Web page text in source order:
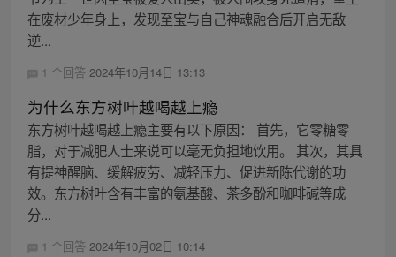
在废材少年身上，发现至宝与自己神魂融合后开启无敌
逆...
1 个回答 2024年10月14日 13:13
为什么东方树叶越喝越上瘾
东方树叶越喝越上瘾主要有以下原因： 首先，它零糖零
脂，对于减肥人士来说可以毫无负担地饮用。 其次，其具
有提神醒脑、缓解疲劳、减轻压力、促进新陈代谢的功
效。东方树叶含有丰富的氨基酸、茶多酚和咖啡碱等成
分...
1 个回答 2024年10月02日 10:14